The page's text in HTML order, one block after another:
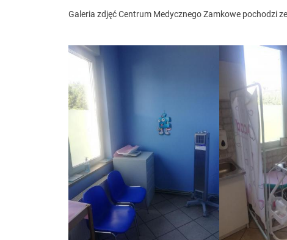
Galeria zdjęć Centrum Medycznego Zamkowe pochodzi